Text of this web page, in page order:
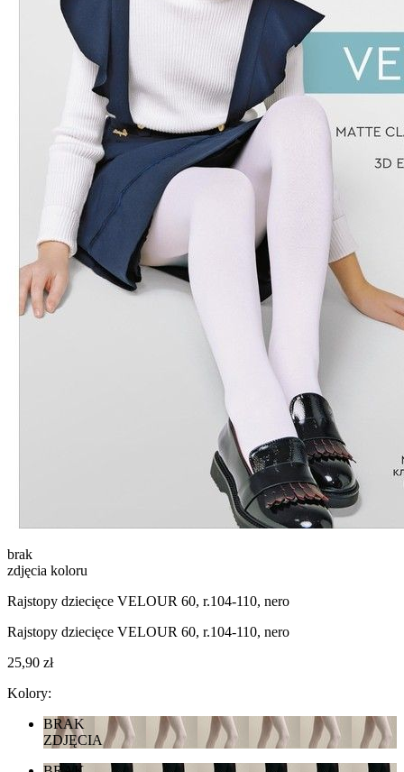
brak
zdjęcia koloru
Rajstopy dziecięce VELOUR 60, r.104-110, nero
Rajstopy dziecięce VELOUR 60, r.104-110, nero
25,90 zł
Kolory:
BRAK
ZDJĘCIA